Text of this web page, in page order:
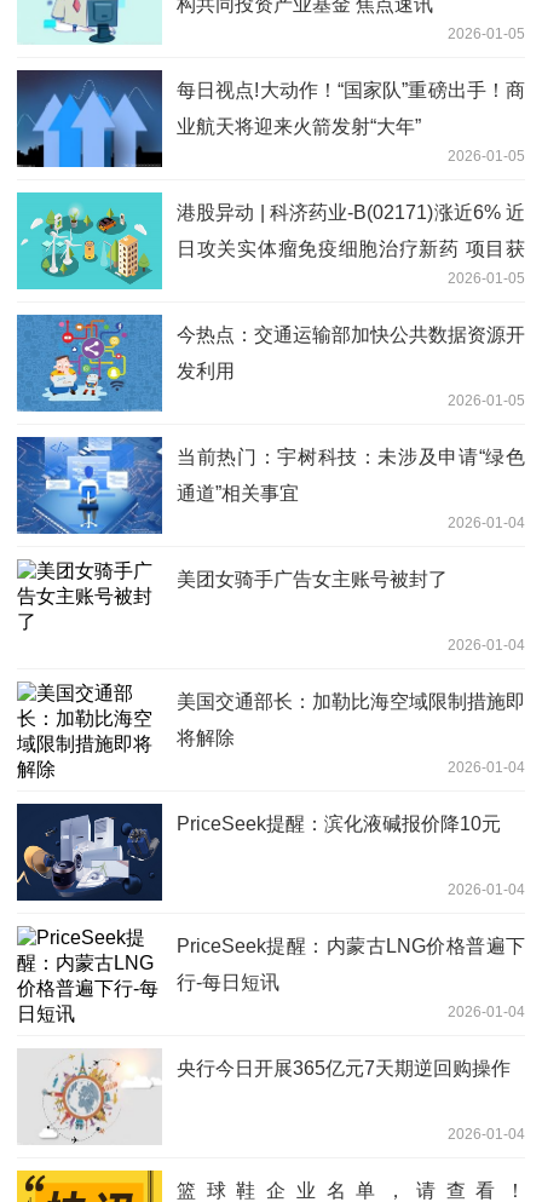
2026-01-05
每日视点!大动作！“国家队”重磅出手！商
业航天将迎来火箭发射“大年”
2026-01-05
港股异动 | 科济药业-B(02171)涨近6% 近
日攻关实体瘤免疫细胞治疗新药 项目获
列入国家科技重大专项 焦点关注2026-01-05
今热点：交通运输部加快公共数据资源开
发利用
2026-01-05
当前热门：宇树科技：未涉及申请“绿色
通道”相关事宜
2026-01-04
美团女骑手广告女主账号被封了
2026-01-04
美国交通部长：加勒比海空域限制措施即
将解除
2026-01-04
PriceSeek提醒：滨化液碱报价降10元
2026-01-04
PriceSeek提醒：内蒙古LNG价格普遍下
行-每日短讯
2026-01-04
央行今日开展365亿元7天期逆回购操作
2026-01-04
篮球鞋企业名单，请查看！